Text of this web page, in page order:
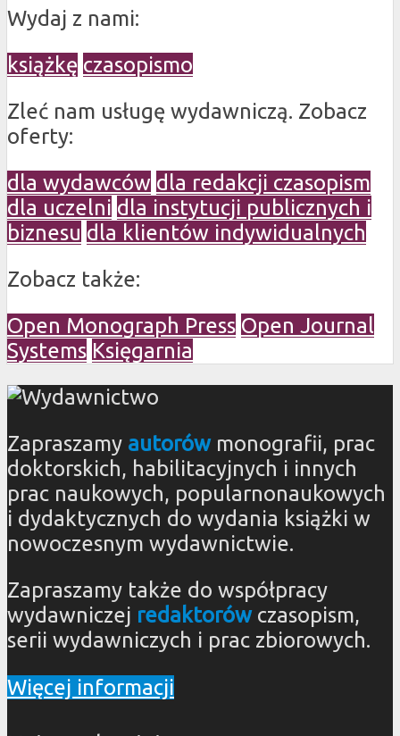
Wydaj z nami:
książkę czasopismo
Zleć nam usługę wydawniczą. Zobacz
oferty:
dla wydawców dla redakcji czasopism
dla uczelni dla instytucji publicznych i
biznesu dla klientów indywidualnych
Zobacz także:
Open Monograph Press Open Journal
Systems Księgarnia
Zapraszamy autorówmonografii, prac
doktorskich, habilitacyjnych i innych
prac naukowych, popularnonaukowych
i dydaktycznych do wydania książki w
nowoczesnym wydawnictwie.
Zapraszamy także do współpracy
wydawniczej redaktorówczasopism,
serii wydawniczych i prac zbiorowych.
Więcej informacji